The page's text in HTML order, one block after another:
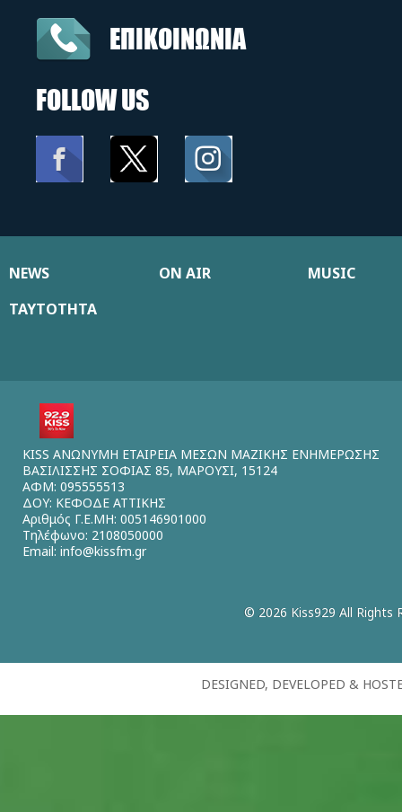
ΕΠΙΚΟΙΝΩΝΙΑ
FOLLOW US
NEWS ON AIR
MUSIC
ΤΑΥΤΟΤΗΤΑ
KISS ΑΝΩΝΥΜΗ ΕΤΑΙΡΕΙΑ ΜΕΣΩΝ ΜΑΖΙΚΗΣ ΕΝΗΜΕΡΩΣΗΣ
ΒΑΣΙΛΙΣΣΗΣ ΣΟΦΙΑΣ 85, ΜΑΡΟΥΣΙ, 15124
ΑΦΜ: 095555513
ΔΟΥ: ΚΕΦΟΔΕ ΑΤΤΙΚΗΣ
Αριθμός Γ.Ε.ΜΗ: 005146901000
Τηλέφωνο: 2108050000
Email: info@kissfm.gr
© 2026 Kiss929 All Rights
DESIGNED, DEVELOPED &